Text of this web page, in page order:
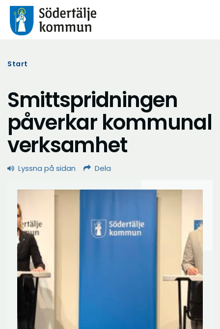
Start
Smittspridningen
påverkar kommunal
verksamhet
Lyssna på sidan Dela